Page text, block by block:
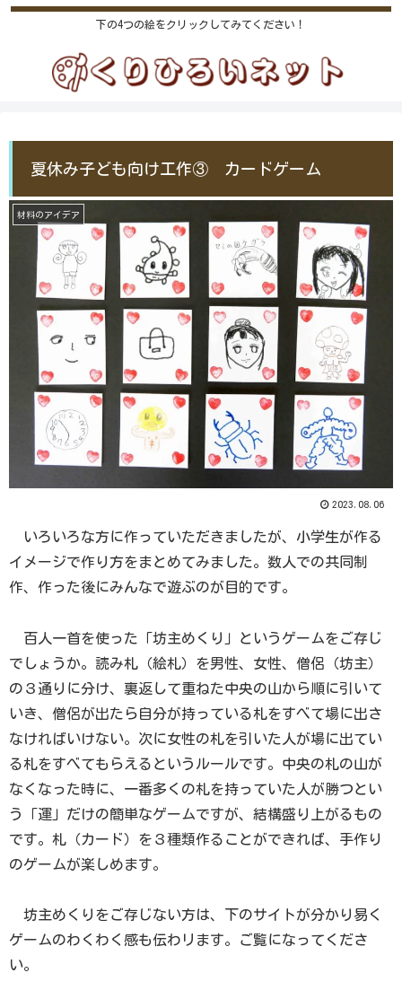
下の4つの絵をクリックしてみてください！
夏休み子ども向け工作③ カードゲーム
材料のアイデア
2023.08.06
いろいろな方に作っていただきましたが、小学生が作る
イメージで作り方をまとめてみました。数人での共同制
作、作った後にみんなで遊ぶのが目的です。
百人一首を使った「坊主めくり」というゲームをご存じ
でしょうか。読み札（絵札）を男性、女性、僧侶（坊主）
の３通りに分け、裏返して重ねた中央の山から順に引いて
いき、僧侶が出たら自分が持っている札をすべて場に出さ
なければいけない。次に女性の札を引いた人が場に出てい
る札をすべてもらえるというルールです。中央の札の山が
なくなった時に、一番多くの札を持っていた人が勝つとい
う「運」だけの簡単なゲームですが、結構盛り上がるもの
です。札（カード）を３種類作ることができれば、手作り
のゲームが楽しめます。
坊主めくりをご存じない方は、下のサイトが分かり易く
ゲームのわくわく感も伝わリます。ご覧になってくださ
い。